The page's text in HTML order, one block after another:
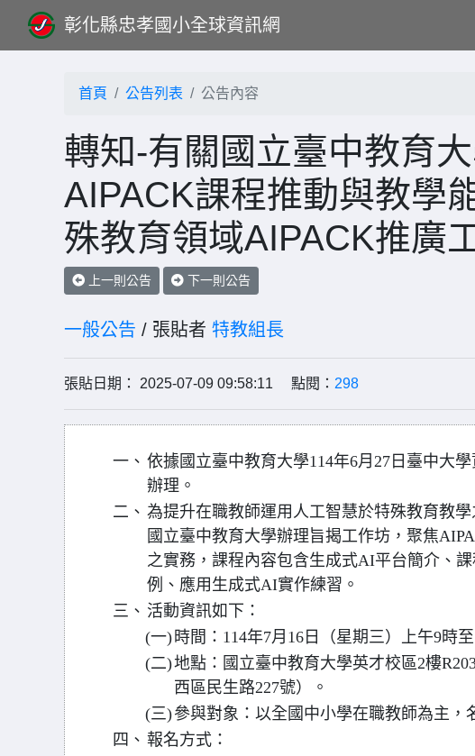
彰化縣忠孝國小全球資訊網
首頁 公告列表 公告內容
轉知-有關國立臺中教育
AIPACK課程推動與教學
殊教育領域AIPACK推廣
上一則公告 下一則公告
一般公告 / 張貼者 特教組長
張貼日期： 2025-07-09 09:58:11 點閱： 298
一、 依據國立臺中教育大學114年6月27日臺中大學
辦理。
二、 為提升在職教師運用人工智慧於特殊教育教學
國立臺中教育大學辦理旨揭工作坊，聚焦
之實務，課程內容包含生成式AI平台簡介、
例、應用生成式AI實作練習。
三、 活動資訊如下：
(一)時間：114年7月16日（星期三）上午9時至
(二)地點：國立臺中教育大學英才校區2樓
西區民生路227號）。
(三)參與對象：以全國中小學在職教師為主，
四、 報名方式：